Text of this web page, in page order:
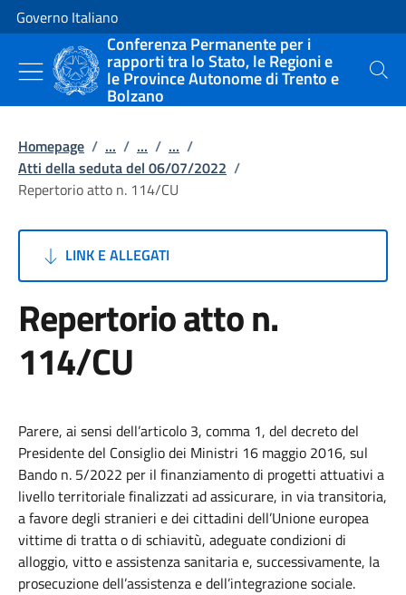
Vai al contenuto
Vai alla navigazione del sito
Governo Italiano
Conferenza Permanente per i
rapporti tra lo Stato, le Regioni e
le Province Autonome di Trento e
Bolzano
Cerca
Homepage / ... / ... / ... /
Atti della seduta del 06/07/2022 /
Repertorio atto n. 114/CU
LINK E ALLEGATI
Repertorio atto n.
114/CU
Parere, ai sensi dell’articolo 3, comma 1, del decreto del
Presidente del Consiglio dei Ministri 16 maggio 2016, sul
Bando n. 5/2022 per il finanziamento di progetti attuativi a
livello territoriale finalizzati ad assicurare, in via transitoria,
a favore degli stranieri e dei cittadini dell’Unione europea
vittime di tratta o di schiavitù, adeguate condizioni di
alloggio, vitto e assistenza sanitaria e, successivamente, la
prosecuzione dell’assistenza e dell’integrazione sociale.